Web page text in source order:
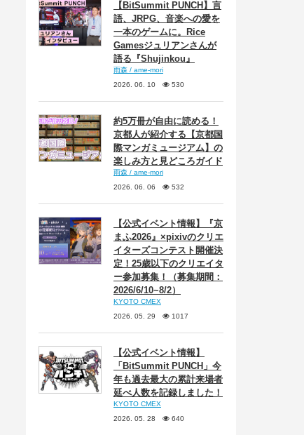
【BitSummit PUNCH】言
語、JRPG、音楽への愛を
一本のゲームに。Rice
Gamesジュリアンさんが
語る『Shujinkou』
雨森 / ame-mori
2026. 06. 10
530
約5万冊が自由に読める！
京都人が紹介する【京都国
際マンガミュージアム】の
楽しみ方と見どころガイド
雨森 / ame-mori
2026. 06. 06
532
【公式イベント情報】『京
まふ2026』×pixivのクリエ
イターズコンテスト開催決
定！25歳以下のクリエイタ
ー参加募集！（募集期間：
2026/6/10~8/2）
KYOTO CMEX
2026. 05. 29
1017
【公式イベント情報】
「BitSummit PUNCH」今
年も過去最大の累計来場者
延べ人数を記録しました！
KYOTO CMEX
2026. 05. 28
640